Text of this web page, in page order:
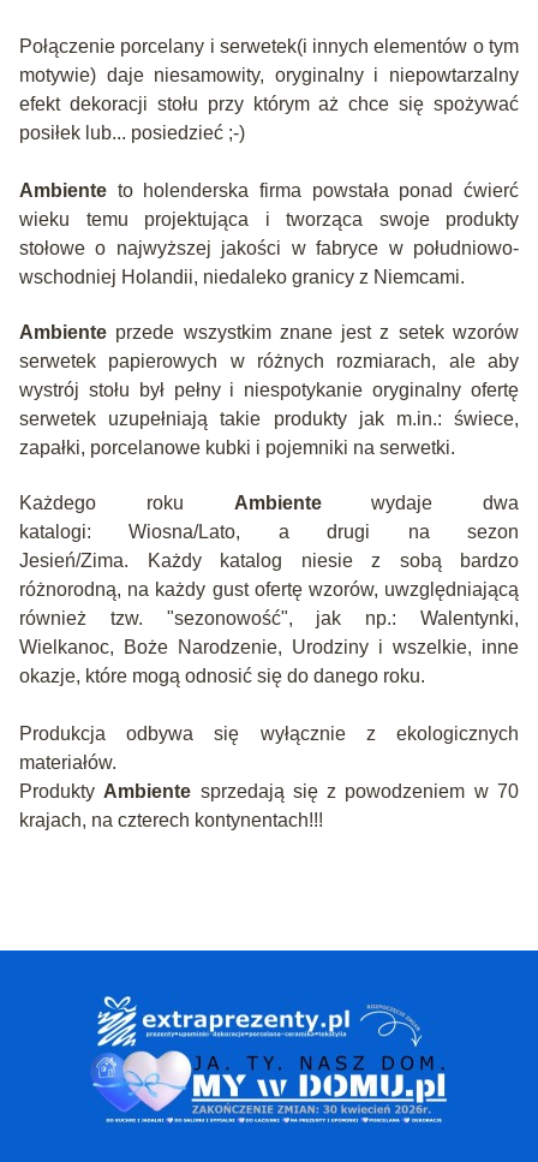
Połączenie porcelany i serwetek(i innych elementów o tym
motywie) daje niesamowity, oryginalny i niepowtarzalny
efekt dekoracji stołu przy którym aż chce się spożywać
posiłek lub... posiedzieć ;-)
Ambiente to holenderska firma powstała ponad ćwierć
wieku temu projektująca i tworząca swoje produkty
stołowe o najwyższej jakości w fabryce w południowo-
wschodniej Holandii, niedaleko granicy z Niemcami.
Ambiente przede wszystkim znane jest z setek wzorów
serwetek papierowych w różnych rozmiarach, ale aby
wystrój stołu był pełny i niespotykanie oryginalny ofertę
serwetek uzupełniają takie produkty jak m.in.: świece,
zapałki, porcelanowe kubki i pojemniki na serwetki.
Każdego roku Ambientewydaje dwa
katalogi: Wiosna/Lato, a drugi na sezon
Jesień/Zima. Każdy katalog niesie z sobą bardzo
różnorodną, na każdy gust ofertę wzorów, uwzględniającą
również tzw. "sezonowość", jak np.: Walentynki,
Wielkanoc, Boże Narodzenie, Urodziny i wszelkie, inne
okazje, które mogą odnosić się do danego roku.
Produkcja odbywa się wyłącznie z ekologicznych
materiałów.
Produkty Ambiente sprzedają się z powodzeniem w 70
krajach, na czterech kontynentach!!!